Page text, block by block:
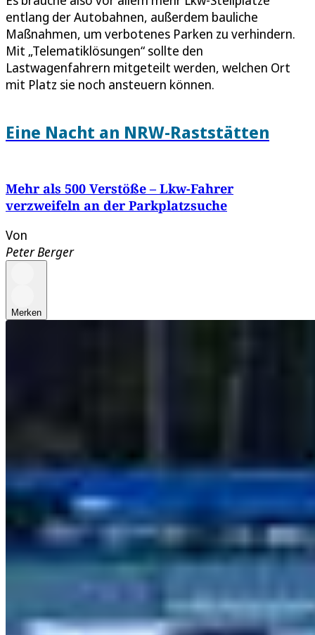
entlang der Autobahnen, außerdem bauliche
Maßnahmen, um verbotenes Parken zu verhindern.
Mit „Telematiklösungen“ sollte den
Lastwagenfahrern mitgeteilt werden, welchen Ort
mit Platz sie noch ansteuern können.
Eine Nacht an NRW-Raststätten
Mehr als 500 Verstöße – Lkw-Fahrer
verzweifeln an der Parkplatzsuche
Von
Peter Berger
Merken